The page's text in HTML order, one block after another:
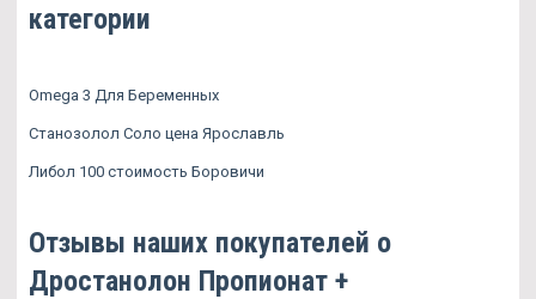
категории
Omega 3 Для Беременных
Станозолол Соло цена Ярославль
Либол 100 стоимость Боровичи
Отзывы наших покупателей о
Дростанолон Пропионат +